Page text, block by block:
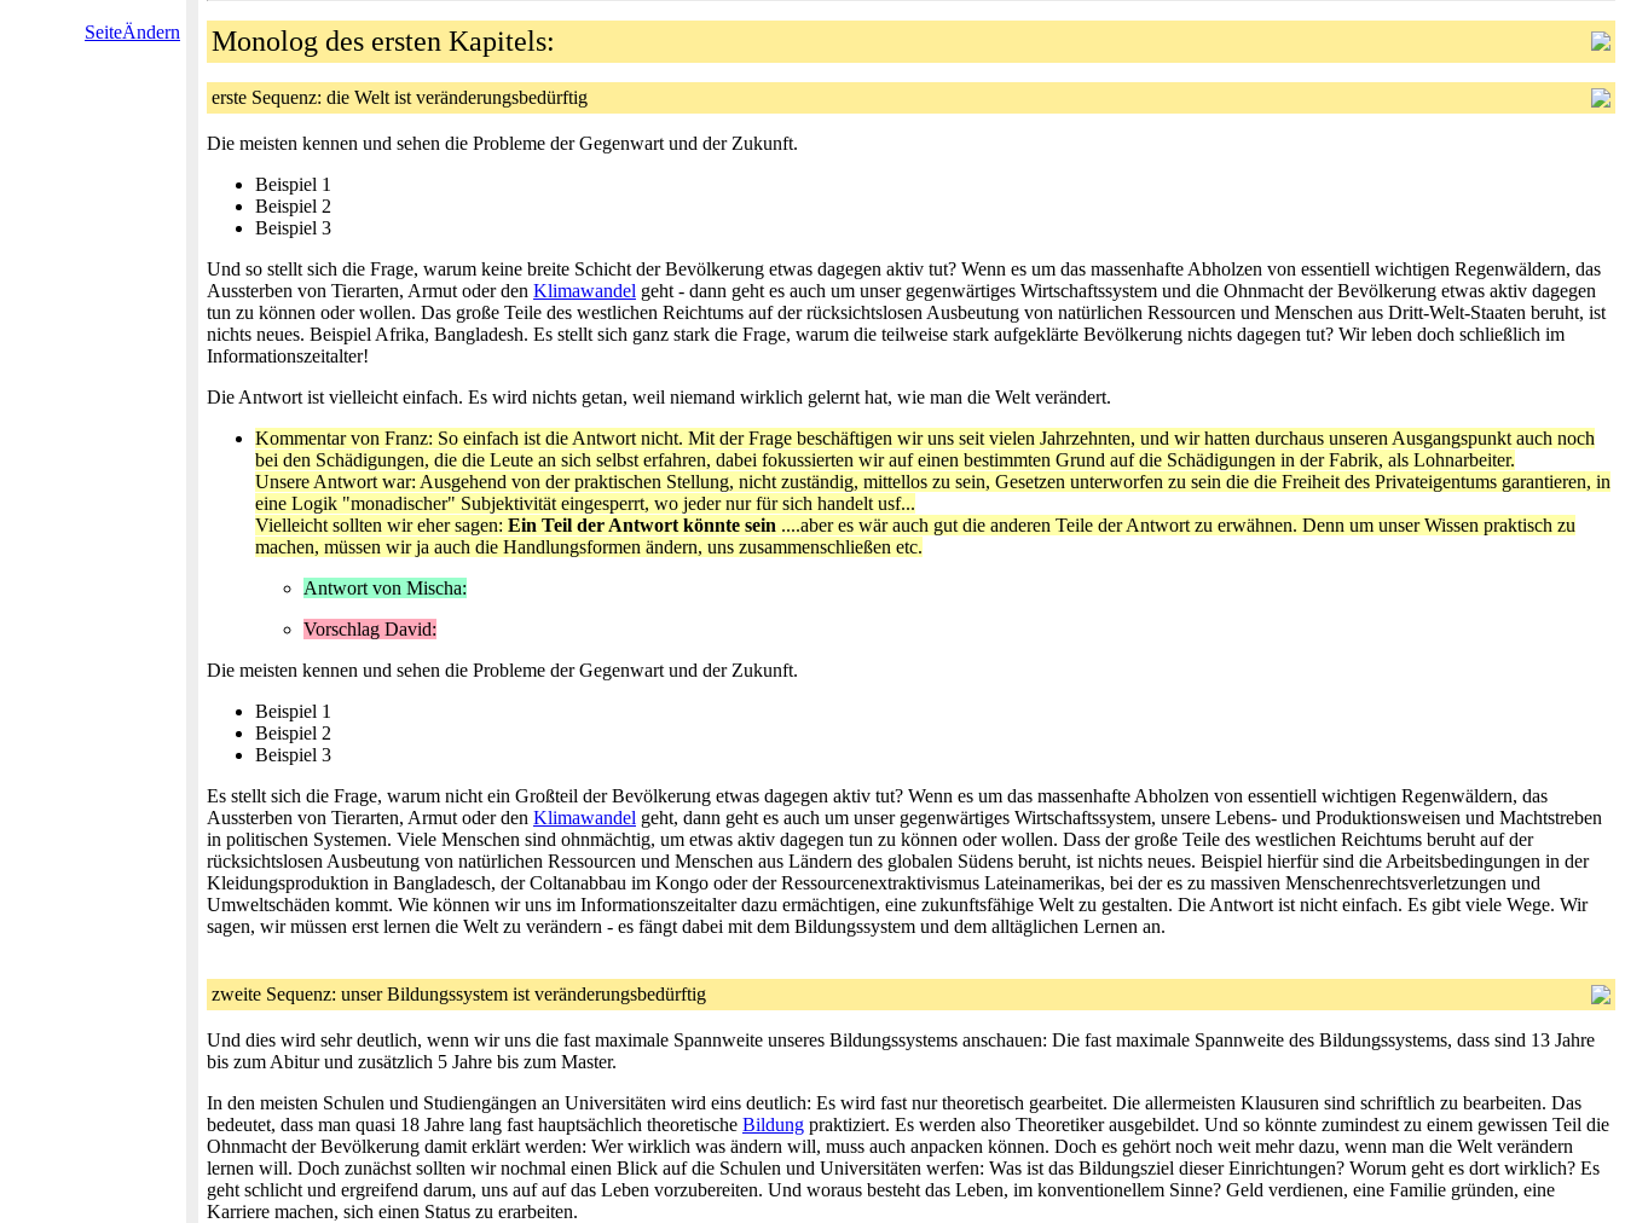
SeiteÄndern Monolog des ersten Kapitels:
erste Sequenz: die Welt ist veränderungsbedürftig
Die meisten kennen und sehen die Probleme der Gegenwart und der Zukunft.
Beispiel 1
Beispiel 2
Beispiel 3
Und so stellt sich die Frage, warum keine breite Schicht der Bevölkerung etwas dagegen aktiv tut? Wenn es um das massenhafte Abholzen von essentiell wichtigen Regenwäldern, das
Aussterben von Tierarten, Armut oder den Klimawandel geht - dann geht es auch um unser gegenwärtiges Wirtschaftssystem und die Ohnmacht der Bevölkerung etwas aktiv dagegen
tun zu können oder wollen. Das große Teile des westlichen Reichtums auf der rücksichtslosen Ausbeutung von natürlichen Ressourcen und Menschen aus Dritt-Welt-Staaten beruht, ist
nichts neues. Beispiel Afrika, Bangladesh. Es stellt sich ganz stark die Frage, warum die teilweise stark aufgeklärte Bevölkerung nichts dagegen tut? Wir leben doch schließlich im
Informationszeitalter!
Die Antwort ist vielleicht einfach. Es wird nichts getan, weil niemand wirklich gelernt hat, wie man die Welt verändert.
Kommentar von Franz: So einfach ist die Antwort nicht. Mit der Frage beschäftigen wir uns seit vielen Jahrzehnten, und wir hatten durchaus unseren Ausgangspunkt auch noch
bei den Schädigungen, die die Leute an sich selbst erfahren, dabei fokussierten wir auf einen bestimmten Grund auf die Schädigungen in der Fabrik, als Lohnarbeiter.
Unsere Antwort war: Ausgehend von der praktischen Stellung, nicht zuständig, mittellos zu sein, Gesetzen unterworfen zu sein die die Freiheit des Privateigentums garantieren, in
eine Logik "monadischer" Subjektivität eingesperrt, wo jeder nur für sich handelt usf...
Vielleicht sollten wir eher sagen: Ein Teil der Antwort könnte sein ....aber es wär auch gut die anderen Teile der Antwort zu erwähnen. Denn um unser Wissen praktisch zu
machen, müssen wir ja auch die Handlungsformen ändern, uns zusammenschließen etc.
Antwort von Mischa:
Vorschlag David:
Die meisten kennen und sehen die Probleme der Gegenwart und der Zukunft.
Beispiel 1
Beispiel 2
Beispiel 3
Es stellt sich die Frage, warum nicht ein Großteil der Bevölkerung etwas dagegen aktiv tut? Wenn es um das massenhafte Abholzen von essentiell wichtigen Regenwäldern, das
Aussterben von Tierarten, Armut oder den Klimawandel geht, dann geht es auch um unser gegenwärtiges Wirtschaftssystem, unsere Lebens- und Produktionsweisen und Machtstreben
in politischen Systemen. Viele Menschen sind ohnmächtig, um etwas aktiv dagegen tun zu können oder wollen. Dass der große Teile des westlichen Reichtums beruht auf der
rücksichtslosen Ausbeutung von natürlichen Ressourcen und Menschen aus Ländern des globalen Südens beruht, ist nichts neues. Beispiel hierfür sind die Arbeitsbedingungen in der
Kleidungsproduktion in Bangladesch, der Coltanabbau im Kongo oder der Ressourcenextraktivismus Lateinamerikas, bei der es zu massiven Menschenrechtsverletzungen und
Umweltschäden kommt. Wie können wir uns im Informationszeitalter dazu ermächtigen, eine zukunftsfähige Welt zu gestalten. Die Antwort ist nicht einfach. Es gibt viele Wege. Wir
sagen, wir müssen erst lernen die Welt zu verändern - es fängt dabei mit dem Bildungssystem und dem alltäglichen Lernen an.
zweite Sequenz: unser Bildungssystem ist veränderungsbedürftig
Und dies wird sehr deutlich, wenn wir uns die fast maximale Spannweite unseres Bildungssystems anschauen: Die fast maximale Spannweite des Bildungssystems, dass sind 13 Jahre
bis zum Abitur und zusätzlich 5 Jahre bis zum Master.
In den meisten Schulen und Studiengängen an Universitäten wird eins deutlich: Es wird fast nur theoretisch gearbeitet. Die allermeisten Klausuren sind schriftlich zu bearbeiten. Das
bedeutet, dass man quasi 18 Jahre lang fast hauptsächlich theoretische Bildung praktiziert. Es werden also Theoretiker ausgebildet. Und so könnte zumindest zu einem gewissen Teil die
Ohnmacht der Bevölkerung damit erklärt werden: Wer wirklich was ändern will, muss auch anpacken können. Doch es gehört noch weit mehr dazu, wenn man die Welt verändern
lernen will. Doch zunächst sollten wir nochmal einen Blick auf die Schulen und Universitäten werfen: Was ist das Bildungsziel dieser Einrichtungen? Worum geht es dort wirklich? Es
geht schlicht und ergreifend darum, uns auf auf das Leben vorzubereiten. Und woraus besteht das Leben, im konventionellem Sinne? Geld verdienen, eine Familie gründen, eine
Karriere machen, sich einen Status zu erarbeiten.